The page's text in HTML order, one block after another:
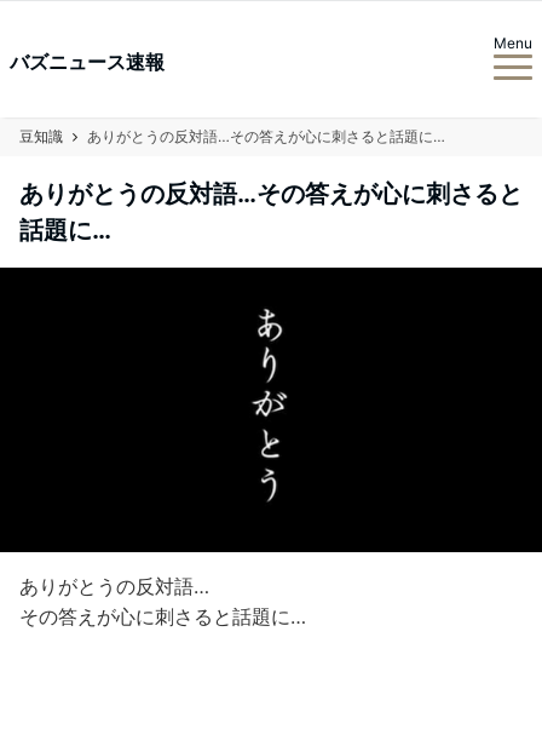
バズニュース速報
Menu
豆知識 ありがとうの反対語…その答えが心に刺さると話題に…
ありがとうの反対語…その答えが心に刺さると
話題に…
ありがとうの反対語…
その答えが心に刺さると話題に…